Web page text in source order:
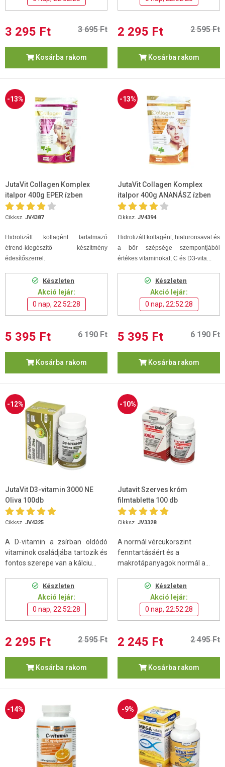
3 295 Ft 3 695 Ft
Kosárba rakom
2 295 Ft 2 595 Ft
Kosárba rakom
-13%
JutaVit Collagen Komplex
italpor 400g EPER ízben
Cikksz. JV4387
Hidrolizált kollagént tartalmazó
étrend-kiegészítő készítmény
édesítőszerrel.
Készleten
Akció lejár:
0 nap, 22:52:27
5 395 Ft 6 190 Ft
Kosárba rakom
-13%
JutaVit Collagen Komplex
italpor 400g ANANÁSZ ízben
Cikksz. JV4394
Hidrolizált kollagént, hialuronsavat és
a bőr szépsége szempontjából
értékes vitaminokat, C és D3-vita...
Készleten
Akció lejár:
0 nap, 22:52:27
5 395 Ft 6 190 Ft
Kosárba rakom
-12%
JutaVit D3-vitamin 3000 NE
Oliva 100db
Cikksz. JV4325
A D-vitamin a zsírban oldódó
vitaminok családjába tartozik és
fontos szerepe van a kálciu...
Készleten
Akció lejár:
0 nap, 22:52:27
2 295 Ft 2 595 Ft
Kosárba rakom
-10%
Jutavit Szerves króm
filmtabletta 100 db
Cikksz. JV3328
A normál vércukorszint
fenntartásáért és a
makrotápanyagok normál a...
Készleten
Akció lejár:
0 nap, 22:52:27
2 245 Ft 2 495 Ft
Kosárba rakom
-14% -9%